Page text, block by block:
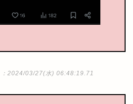
：2024/03/27(水) 06:48:19.71